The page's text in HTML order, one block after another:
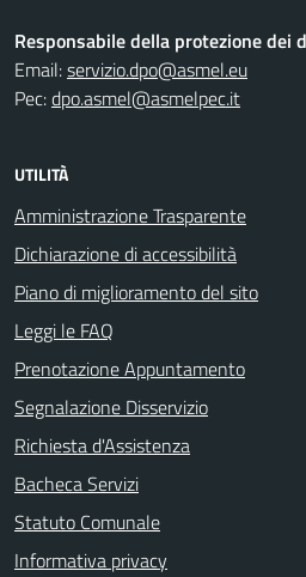
Responsabile della protezione dei
Email:servizio.dpo@asmel.eu
Pec:dpo.asmel@asmelpec.it
UTILITÀ
Amministrazione Trasparente
Dichiarazione di accessibilità
Piano di miglioramento del sito
Leggi le FAQ
Prenotazione Appuntamento
Segnalazione Disservizio
Richiesta d'Assistenza
Bacheca Servizi
Statuto Comunale
Informativa privacy